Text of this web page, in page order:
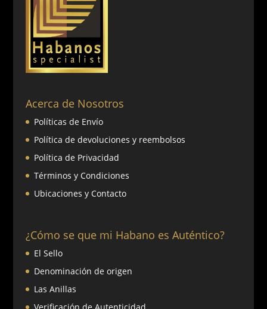
Acerca de Nosotros
Políticas de Envío
Política de devoluciones y reembolsos
Política de Privacidad
Términos y Condiciones
Ubicaciones y Contacto
¿Cómo se que mi Habano es Auténtico?
El Sello
Denominación de origen
Las Anillas